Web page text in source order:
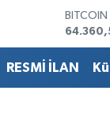
BITCOIN
DOLAR
RESMİ İLAN